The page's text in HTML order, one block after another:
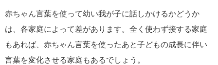
赤ちゃん言葉を使って幼い我が子に話しかけるかどうか
は、各家庭によって差があります。全く使わず接する家庭
もあれば、赤ちゃん言葉を使ったあと子どもの成長に伴い
言葉を変化させる家庭もあるでしょう。